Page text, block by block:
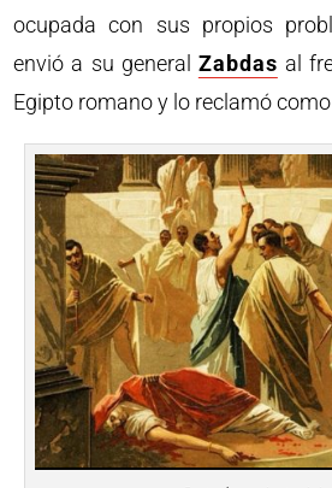
ocupada con sus propios
envió a su general Zabdas al
Egipto romano y lo reclamó